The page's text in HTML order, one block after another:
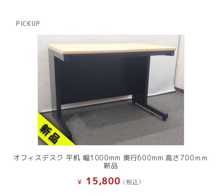
PICKUP
オフィスデスク 平机 幅1000mm 奥行600mm 高さ700ｍｍ
新品
¥ 15,800 (税込）